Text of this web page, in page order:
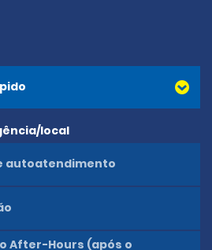
local
autoatendimento
After-Hours (após o